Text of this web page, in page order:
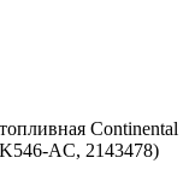
Continental
AC, 2143478)